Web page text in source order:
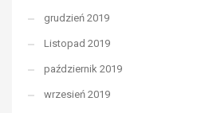
grudzień 2019
Listopad 2019
październik 2019
wrzesień 2019